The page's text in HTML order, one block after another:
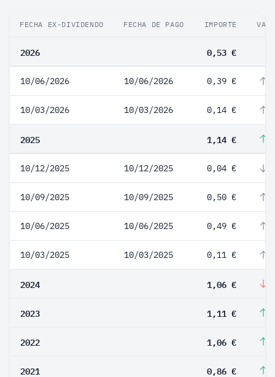
FECHA EX-DIVIDENDO FECHA DE PAGO IMPORTE
2026 0,53 €
10/06/2026 10/06/2026 0,39 €
10/03/2026 10/03/2026 0,14 €
2025 1,14 €
10/12/2025 10/12/2025 0,04 €
10/09/2025 10/09/2025 0,50 €
10/06/2025 10/06/2025 0,49 €
10/03/2025 10/03/2025 0,11 €
2024 1,06 €
2023 1,11 €
2022 1,06 €
2021 0,86 €